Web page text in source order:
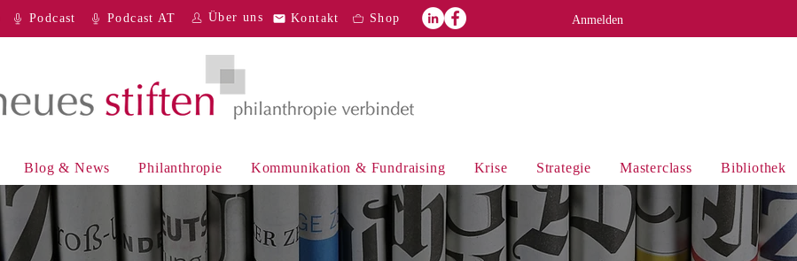
Podcast Podcast AT Über uns Kontakt Shop Anmelden
Blog & News Philanthropie Kommunikation & Fundraising Krise Strategie Masterclass Bibliothek